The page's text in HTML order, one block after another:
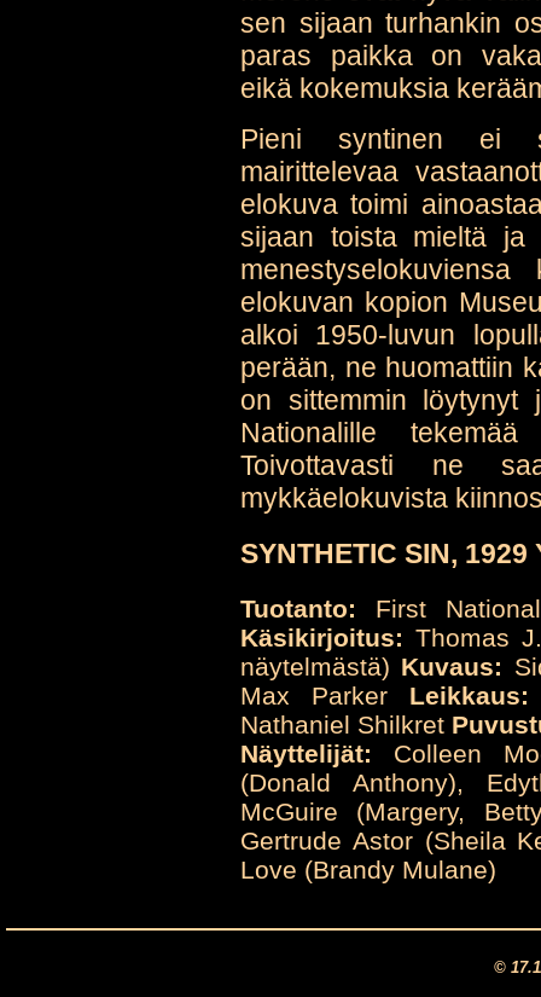
sen sijaan turhankin
paras paikka on
eikä kokemuksia
Pieni syntinen ei
mairittelevaa
elokuva toimi
sijaan toista mieltä ja
elokuvan kopion
alkoi 1950-luvun
perään, ne huomattiin
on sittemmin
Nationalille
Toivottavasti ne
mykkäelokuvista
SYNTHETIC SIN,
Tuotanto: First
Käsikirjoitus: Thomas
näytelmästä) Kuvaus:
Max Parker Leikkaus:
Nathaniel Shilkret
Näyttelijät: Colleen
(Donald Anthony),
McGuire (Margery,
Gertrude Astor (Sheila
Love (Brandy Mulane)
©